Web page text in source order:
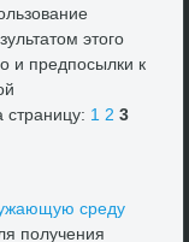
этοго
и предпосылки к
1 2 3
среду
получения